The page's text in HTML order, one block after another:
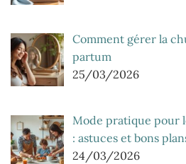
Comment gérer la
partum
25/03/2026
Mode pratique pour
: astuces et bons
24/03/2026